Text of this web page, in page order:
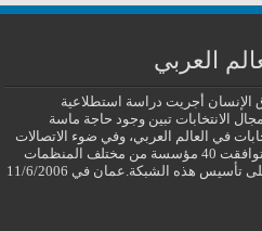
العربي
أجريت دراسة استطلاعية
الانتخابات تبين وجود حاجة ماسة
في العالم العربي، وفي ضوء الاتصالات
والمشاورات التي استمرت عدة أشهر توافقت 40 مؤسسة من مختلف المنظمات